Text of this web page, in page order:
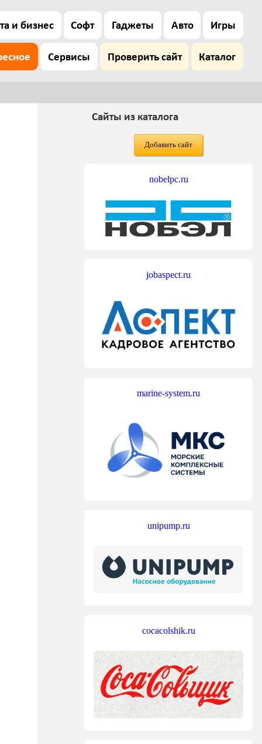
и бизнес Софт Гаджеты Авто Игры
Сервисы Проверить сайт Каталог
Сайты из каталога
Добавить сайт
nobelpc.ru
jobaspect.ru
marine-system.ru
unipump.ru
cocacolshik.ru